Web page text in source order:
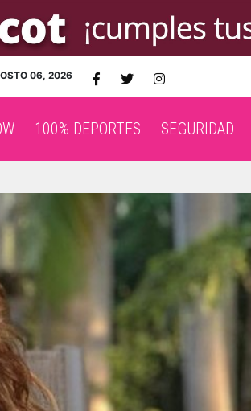
06, 2026
100% DEPORTES SEGURIDAD